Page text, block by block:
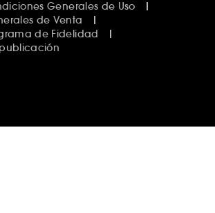
Generales de Uso
de Venta
de Fidelidad